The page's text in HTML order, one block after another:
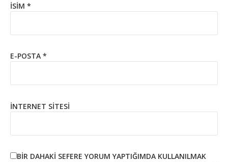
İSIM *
E-POSTA *
İNTERNET SITESI
BIR DAHAKI SEFERE YORUM YAPTIĞIMDA KULLANILMAK